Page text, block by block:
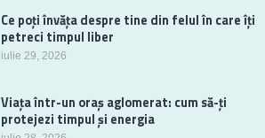
Ce poți învăța despre tine din felul în care îți
petreci timpul liber
iulie 29, 2026
Viața într-un oraș aglomerat: cum să-ți
protejezi timpul și energia